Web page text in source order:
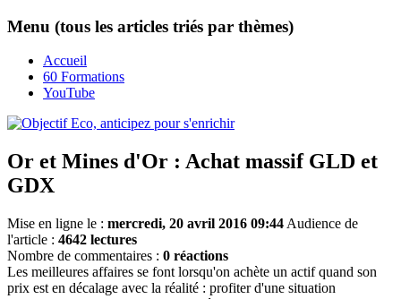
Menu (tous les articles triés par thèmes)
Accueil
60 Formations
YouTube
Or et Mines d'Or : Achat massif GLD et
GDX
Mise en ligne le : mercredi, 20 avril 2016 09:44 Audience de
l'article : 4642 lectures
Nombre de commentaires : 0 réactions
Les meilleures affaires se font lorsqu'on achète un actif quand son
prix est en décalage avec la réalité : profiter d'une situation